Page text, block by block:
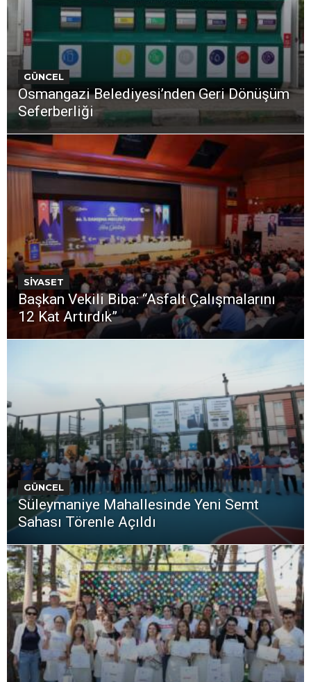
GÜNCEL
Osmangazi Belediyesi’nden Geri Dönüşüm
Seferberliği
SİYASET
Başkan Vekili Biba: “Asfalt Çalışmalarını
12 Kat Artırdık”
GÜNCEL
Süleymaniye Mahallesinde Yeni Semt
Sahası Törenle Açıldı